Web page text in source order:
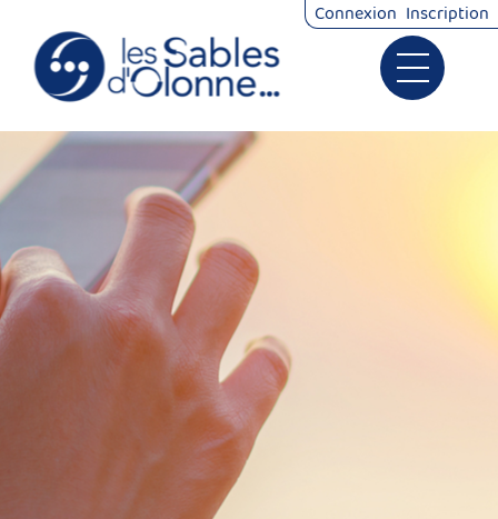
Ouvrir le
Démarches
Connexion Inscription